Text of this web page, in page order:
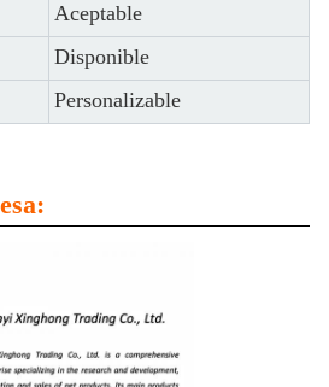
Aceptable
Disponible
Personalizable